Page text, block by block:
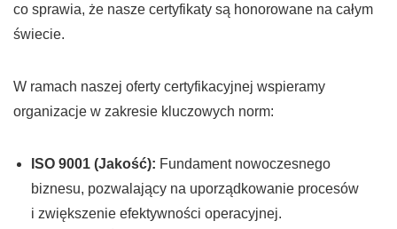
co sprawia, że nasze certyfikaty są honorowane na całym
świecie.
W ramach naszej oferty certyfikacyjnej wspieramy
organizacje w zakresie kluczowych norm:
ISO 9001 (Jakość): Fundament nowoczesnego
biznesu, pozwalający na uporządkowanie procesów
i zwiększenie efektywności operacyjnej.